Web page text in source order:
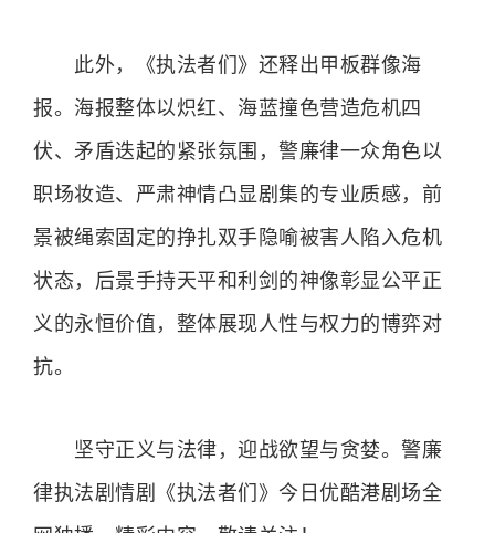
此外，《执法者们》还释出甲板群像海
报。海报整体以炽红、海蓝撞色营造危机四
伏、矛盾迭起的紧张氛围，警廉律一众角色以
职场妆造、严肃神情凸显剧集的专业质感，前
景被绳索固定的挣扎双手隐喻被害人陷入危机
状态，后景手持天平和利剑的神像彰显公平正
义的永恒价值，整体展现人性与权力的博弈对
抗。
坚守正义与法律，迎战欲望与贪婪。警廉
律执法剧情剧《执法者们》今日优酷港剧场全